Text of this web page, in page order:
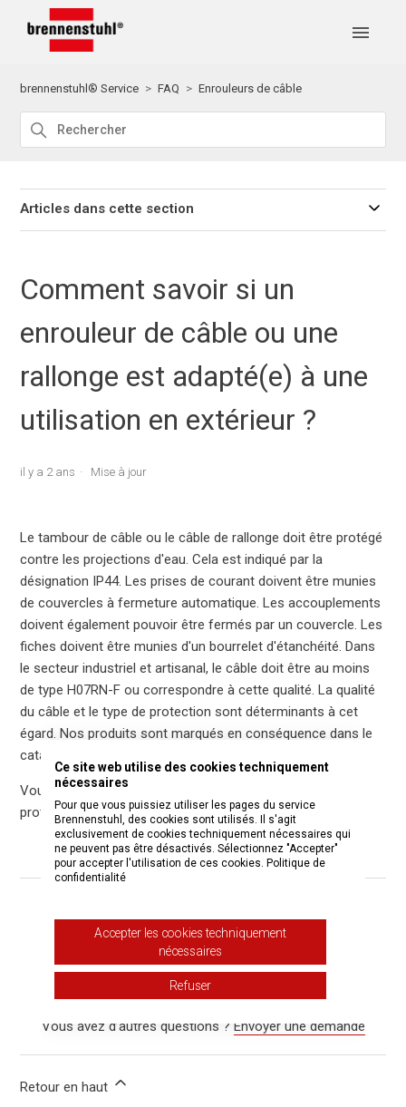
brennenstuhl® Service FAQ Enrouleurs de câble
Articles dans cette section
Comment savoir si un
enrouleur de câble ou une
rallonge est adapté(e) à une
utilisation en extérieur ?
il y a 2 ans Mise à jour
Le tambour de câble ou le câble de rallonge doit être protégé
contre les projections d'eau. Cela est indiqué par la
désignation IP44. Les prises de courant doivent être munies
de couvercles à fermeture automatique. Les accouplements
doivent également pouvoir être fermés par un couvercle. Les
fiches doivent être munies d'un bourrelet d'étanchéité. Dans
le secteur industriel et artisanal, le câble doit être au moins
de type H07RN-F ou correspondre à cette qualité. La qualité
du câble et le type de protection sont déterminants à cet
égard. Nos produits sont marqués en conséquence dans le
catalogue.
Vous pouvez lire ici plus d'informations sur les types de
protection IP.
Cet article vous a-t-il été utile ?
Oui
Utilisateurs qui ont trouvé cela utile : 21 sur 36
Vous avez d’autres questions ? Envoyer une demande
Retour en haut
Ce site web utilise des cookies techniquement
nécessaires
Pour que vous puissiez utiliser les pages du service
Brennenstuhl, des cookies sont utilisés. Il s'agit
exclusivement de cookies techniquement nécessaires qui
ne peuvent pas être désactivés. Sélectionnez "Accepter"
pour accepter l'utilisation de ces cookies. Politique de
confidentialité
Accepter les cookies techniquement
nécessaires
Refuser